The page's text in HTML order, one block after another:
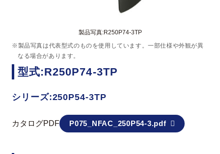
製品写真:R250P74-3TP
※製品写真は代表型式のものを使用しています。一部仕様や外観が異
なる場合があります。
型式:R250P74-3TP
シリーズ:250P54-3TP
カタログPDF P075_NFAC_250P54-3.pdf